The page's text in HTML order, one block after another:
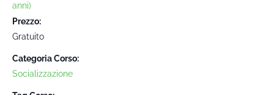
anni)
Prezzo:
Gratuito
Categoria Corso:
Socializzazione